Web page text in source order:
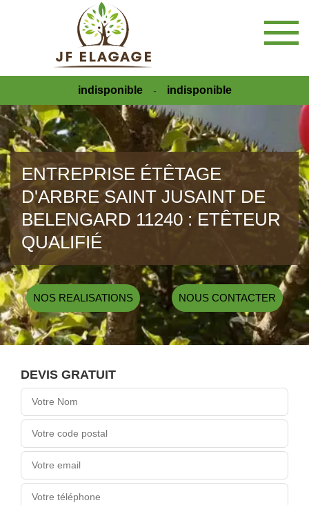
indisponible - indisponible
ENTREPRISE ÉTÊTAGE
D'ARBRE SAINT JUSAINT DE
BELENGARD 11240 : ETÊTEUR
QUALIFIÉ
NOS REALISATIONS NOUS CONTACTER
DEVIS GRATUIT